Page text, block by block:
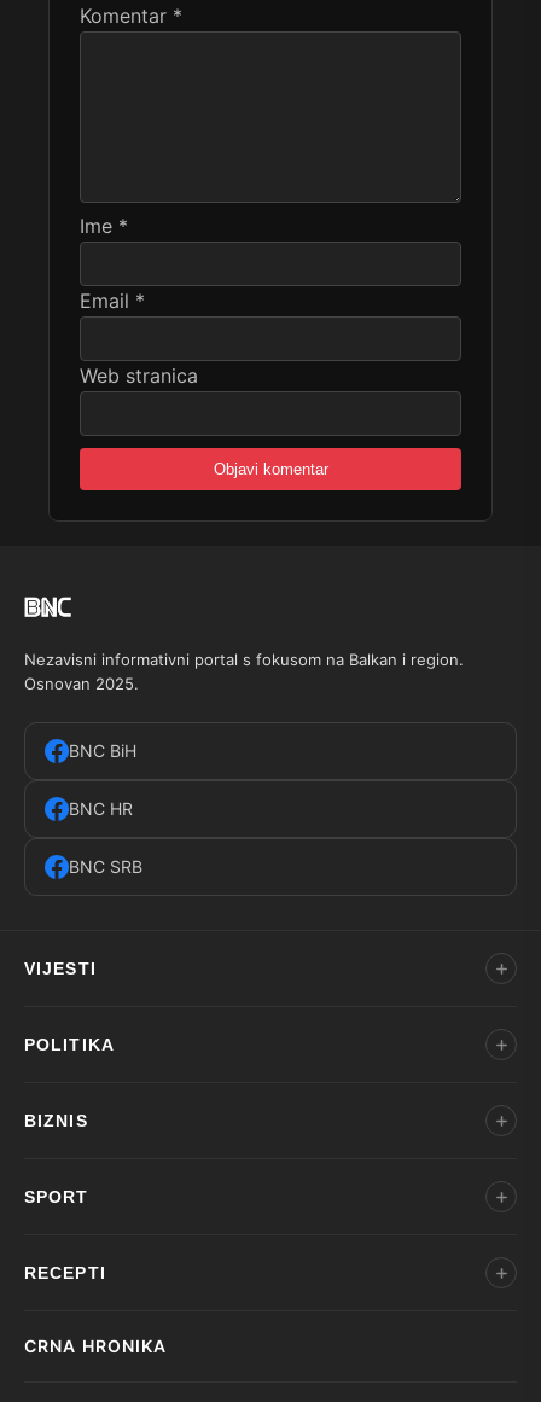
Komentar *
Ime *
Email *
Web stranica
Nezavisni informativni portal s fokusom na Balkan i region.
Osnovan 2025.
BNC BiH
BNC HR
BNC SRB
VIJESTI
POLITIKA
BIZNIS
SPORT
RECEPTI
CRNA HRONIKA